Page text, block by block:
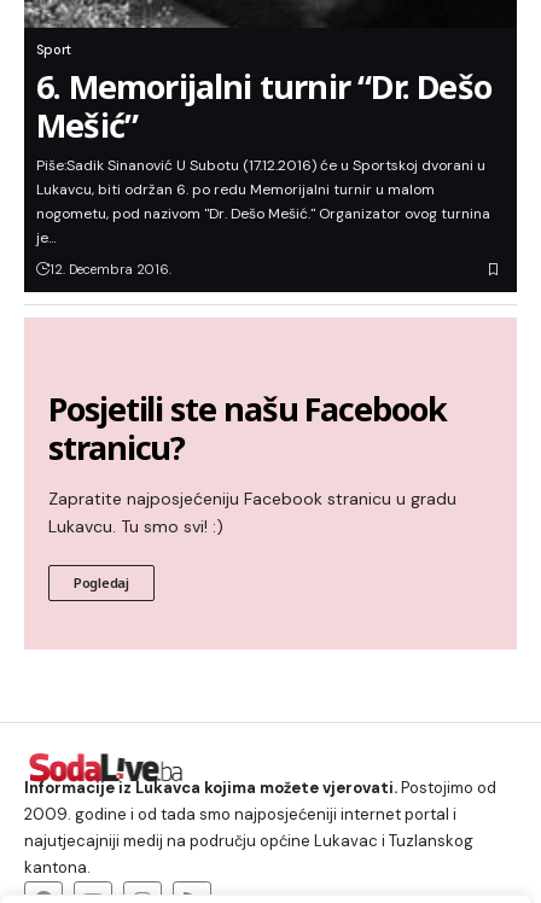
Sport
6. Memorijalni turnir “Dr. Dešo
Mešić”
Piše:Sadik Sinanović U Subotu (17.12.2016) će u Sportskoj dvorani u
Lukavcu, biti održan 6. po redu Memorijalni turnir u malom
nogometu, pod nazivom "Dr. Dešo Mešić." Organizator ovog turnina
je…
12. Decembra 2016.
Posjetili ste našu Facebook
stranicu?
Zapratite najposjećeniju Facebook stranicu u gradu
Lukavcu. Tu smo svi! :)
Pogledaj
Informacije iz Lukavca kojima možete vjerovati.Postojimo od
2009. godine i od tada smo najposjećeniji internet portal i
najutjecajniji medij na području općine Lukavac i Tuzlanskog
kantona.